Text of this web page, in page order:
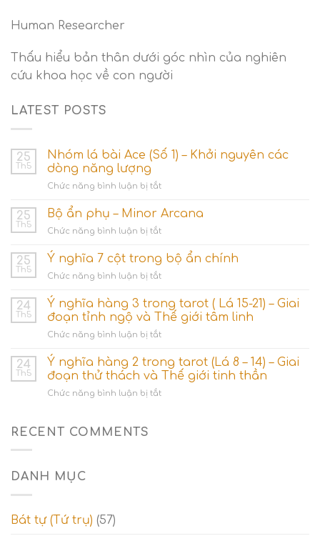
Human Researcher
Thấu hiểu bản thân dưới góc nhìn của nghiên
cứu khoa học về con người
LATEST POSTS
25
Th5
Nhóm lá bài Ace (Số 1) – Khởi nguyên các
dòng năng lượng
Chức năng bình luận bị tắtở
lá
Ace
1)
các
dòng
năng
25
Th5
Bộ ẩn phụ – Minor Arcana
Chức năng bình luận bị tắtở
ẩn
phụ
–
Arcana
25
Th5
Ý nghĩa 7 cột trong bộ ẩn chính
Chức năng bình luận bị tắtở
nghĩa
7
cột
trong
ẩn
chính
24
Th5
Ý nghĩa hàng 3 trong tarot ( Lá 15-21) – Giai
đoạn tỉnh ngộ và Thế giới tâm linh
Chức năng bình luận bị tắtở
nghĩa
hàng
3
trong
24
Th5
Ý nghĩa hàng 2 trong tarot (Lá 8 – 14) – Giai
đoạn thử thách và Thế giới tinh thần
Chức năng bình luận bị tắtở
RECENT COMMENTS
DANH MỤC
Bát tự (Tứ trụ) (57)